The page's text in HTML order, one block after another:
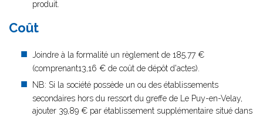
produit.
Coût
Joindre à la formalité un règlement de 185.77 €
(comprenant13,16 € de coût de dépôt d'actes).
NB: Si la société possède un ou des établissements
secondaires hors du ressort du greffe de Le Puy-en-Velay,
ajouter 39,89 € par établissement supplémentaire situé dans